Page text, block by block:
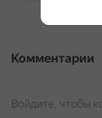
Комментарии
Войдите, чтобы